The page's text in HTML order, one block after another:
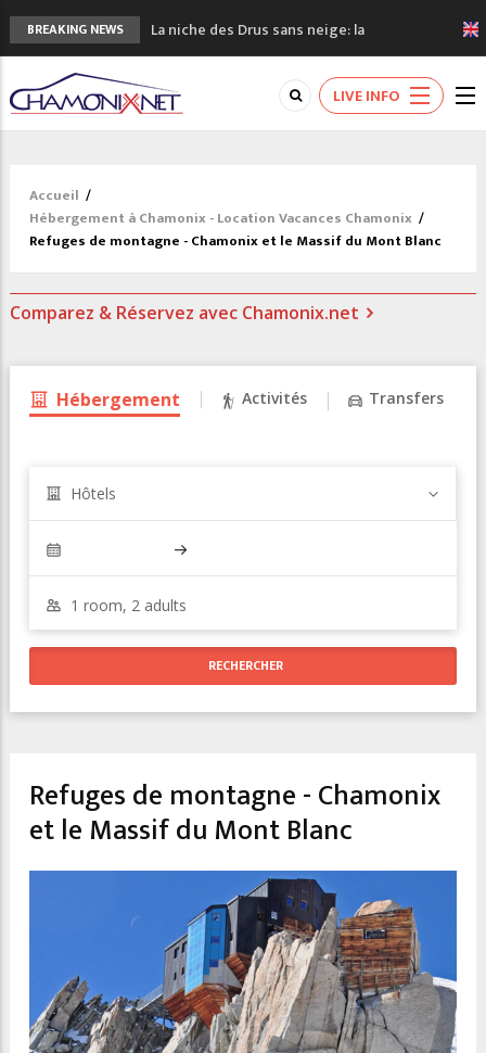
BREAKING NEWS
La niche des Drus sans neige: la
sécheresse en haute montagne
3 bonnes raisons pour visiter le nouveau
Musée du Mont-Blanc
Accidents en montagne: 3 personnes sont
à pied à Chamonix
3eme Chamonix Vallée Classics Festival
LIVE INFO
Accueil /
Hébergement à Chamonix - Location Vacances Chamonix /
Refuges de montagne - Chamonix et le Massif du Mont Blanc
Comparez & Réservez avec Chamonix.net
Hébergement Activités Transfers
Hôtels
Refuges de montagne - Chamonix
et le Massif du Mont Blanc